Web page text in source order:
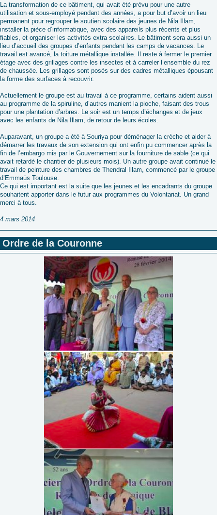
La transformation de ce bâtiment, qui avait été prévu pour une autre
utilisation et sous-employé pendant des années, a pour but d’avoir un lieu
permanent pour regrouper le soutien scolaire des jeunes de Nila Illam,
installer la pièce d’informatique, avec des appareils plus récents et plus
fiables, et organiser les activités extra scolaires. Le bâtiment sera aussi un
lieu d’accueil des groupes d’enfants pendant les camps de vacances. Le
travail est avancé, la toiture métallique installée. Il reste à fermer le premier
étage avec des grillages contre les insectes et à carreler l’ensemble du rez
de chaussée. Les grillages sont posés sur des cadres métalliques épousant
la forme des surfaces à recouvrir.
Actuellement le groupe est au travail à ce programme, certains aident aussi
au programme de la spiruline, d’autres manient la pioche, faisant des trous
pour une plantation d’arbres. Le soir est un temps d’échanges et de jeux
avec les enfants de Nila Illam, de retour de leurs écoles.
Auparavant, un groupe a été à Souriya pour déménager la crèche et aider à
démarrer les travaux de son extension qui ont enfin pu commencer après la
fin de l’embargo mis par le Gouvernement sur la fourniture de sable (ce qui
avait retardé le chantier de plusieurs mois). Un autre groupe avait continué le
travail de peinture des chambres de Thendral Illam, commencé par le groupe
d’Emmaüs Toulouse.
Ce qui est important est la suite que les jeunes et les encadrants du groupe
souhaitent apporter dans le futur aux programmes du Volontariat. Un grand
merci à tous.
4 mars 2014
Ordre de la Couronne